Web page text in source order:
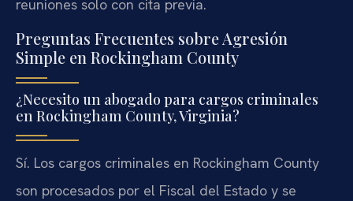
reuniones solo con cita previa.
Preguntas Frecuentes sobre Agresión
Simple en Rockingham County
¿Necesito un abogado para cargos criminales
en Rockingham County, Virginia?
Sí. Los cargos criminales en Rockingham County
son procesados por el Fiscal del Estado y se